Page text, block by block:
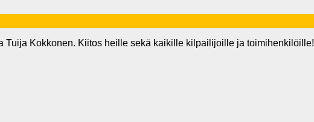
Tuija Kokkonen. Kiitos heille sekä kaikille kilpailijoille ja toimihenkilöille!